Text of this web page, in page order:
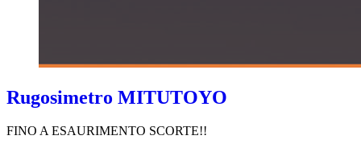
Rugosimetro MITUTOYO
FINO A ESAURIMENTO SCORTE!!